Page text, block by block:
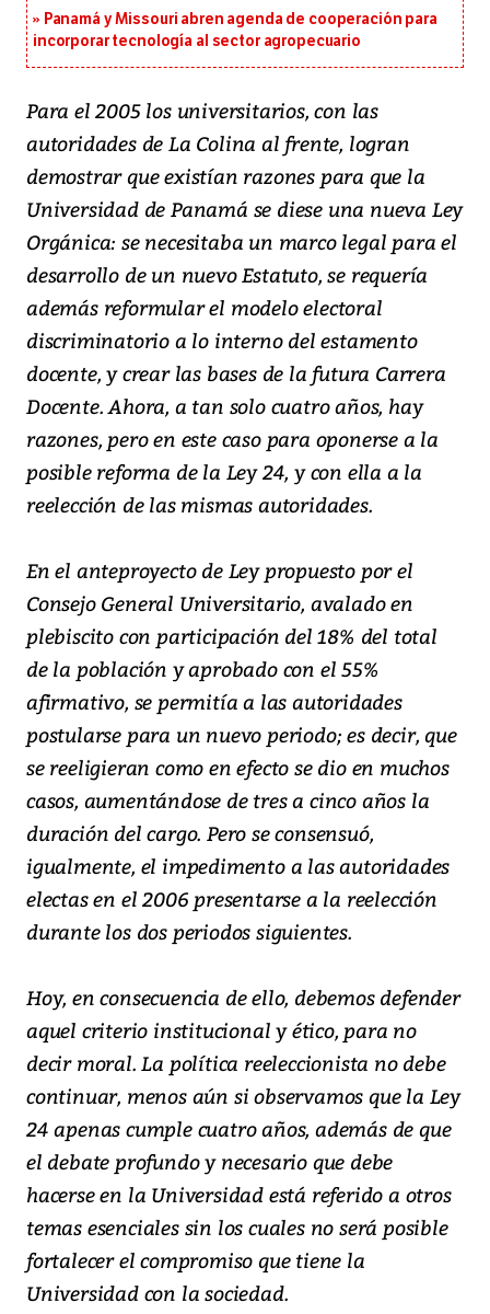
Panamá y Missouri abren agenda de cooperación para
incorporar tecnología al sector agropecuario
Para el 2005 los universitarios, con las
autoridades de La Colina al frente, logran
demostrar que existían razones para que la
Universidad de Panamá se diese una nueva Ley
Orgánica: se necesitaba un marco legal para el
desarrollo de un nuevo Estatuto, se requería
además reformular el modelo electoral
discriminatorio a lo interno del estamento
docente, y crear las bases de la futura Carrera
Docente. Ahora, a tan solo cuatro años, hay
razones, pero en este caso para oponerse a la
posible reforma de la Ley 24, y con ella a la
reelección de las mismas autoridades.
En el anteproyecto de Ley propuesto por el
Consejo General Universitario, avalado en
plebiscito con participación del 18% del total
de la población y aprobado con el 55%
afirmativo, se permitía a las autoridades
postularse para un nuevo periodo; es decir, que
se reeligieran como en efecto se dio en muchos
casos, aumentándose de tres a cinco años la
duración del cargo. Pero se consensuó,
igualmente, el impedimento a las autoridades
electas en el 2006 presentarse a la reelección
durante los dos periodos siguientes.
Hoy, en consecuencia de ello, debemos defender
aquel criterio institucional y ético, para no
decir moral. La política reeleccionista no debe
continuar, menos aún si observamos que la Ley
24 apenas cumple cuatro años, además de que
el debate profundo y necesario que debe
hacerse en la Universidad está referido a otros
temas esenciales sin los cuales no será posible
fortalecer el compromiso que tiene la
Universidad con la sociedad.